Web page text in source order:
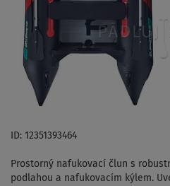
ID: 12351393464
Prostorný nafukovací člun s
podlahou a nafukovacím kýlem.